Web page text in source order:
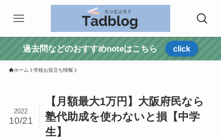
過去問などのおすすめnoteはこちら click
ホーム 学校お役立ち情報
【月額最大1万円】大阪府民なら
塾代助成を使わないと損【中学
生】
2022
10/21